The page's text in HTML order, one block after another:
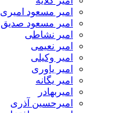
امیر مسعود امیری
امیر مسعود صدیق
امیر نشاطی
امیر نعیمی
امیر وکیلی
امیر یاوری
امیر یگانه
امیربهادر
امیرحسین آذری